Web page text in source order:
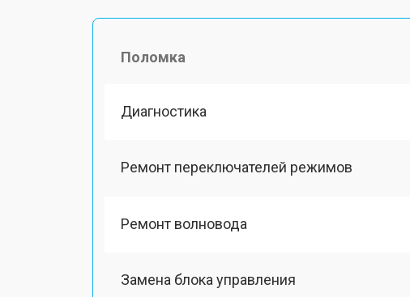
Поломка
Диагностика
Ремонт переключателей режимов
Ремонт волновода
Замена блока управления